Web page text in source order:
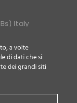
Italy
a volte
di dati che si
dei grandi siti